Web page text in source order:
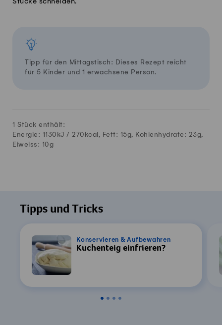
Tipp für den Mittagstisch: Dieses Rezept reicht
für 5 Kinder und 1 erwachsene Person.
1 Stück enthält:
Energie: 1130kJ / 270 kcal, Fett: 15g, Kohlenhydrate: 23g,
Eiweiss: 10g
Tipps und Tricks
Konservieren & Aufbewahren
Kuchenteig einfrieren?